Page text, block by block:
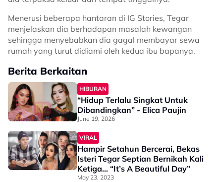
Menerusi beberapa hantaran di IG Stories, Tegar
menjelaskan dia berhadapan masalah kewangan
sehingga menyebabkan dia gagal membayar sewa
rumah yang turut didiami oleh kedua ibu bapanya.
Berita Berkaitan
HIBURAN
“Hidup Terlalu Singkat Untuk
Dibandingkan” - Elica Paujin
June 19, 2026
VIRAL
Hampir Setahun Bercerai, Bekas
Isteri Tegar Septian Bernikah Kali
Ketiga… “It’s A Beautiful Day”
May 23, 2023